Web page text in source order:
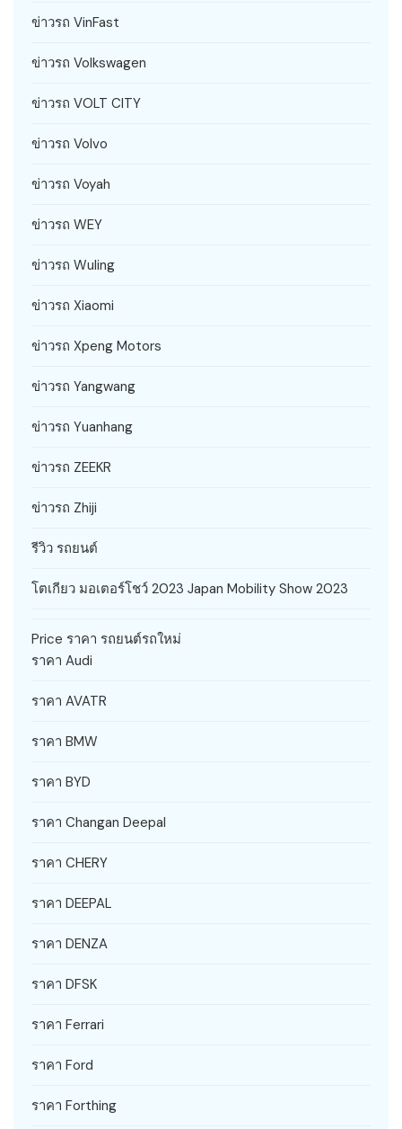
ข่าวรถ VinFast
ข่าวรถ Volkswagen
ข่าวรถ VOLT CITY
ข่าวรถ Volvo
ข่าวรถ Voyah
ข่าวรถ WEY
ข่าวรถ Wuling
ข่าวรถ Xiaomi
ข่าวรถ Xpeng Motors
ข่าวรถ Yangwang
ข่าวรถ Yuanhang
ข่าวรถ ZEEKR
ข่าวรถ Zhiji
รีวิว รถยนต์
โตเกียว มอเตอร์โชว์ 2023 Japan Mobility Show 2023
Price ราคา รถยนต์รถใหม่
ราคา Audi
ราคา AVATR
ราคา BMW
ราคา BYD
ราคา Changan Deepal
ราคา CHERY
ราคา DEEPAL
ราคา DENZA
ราคา DFSK
ราคา Ferrari
ราคา Ford
ราคา Forthing